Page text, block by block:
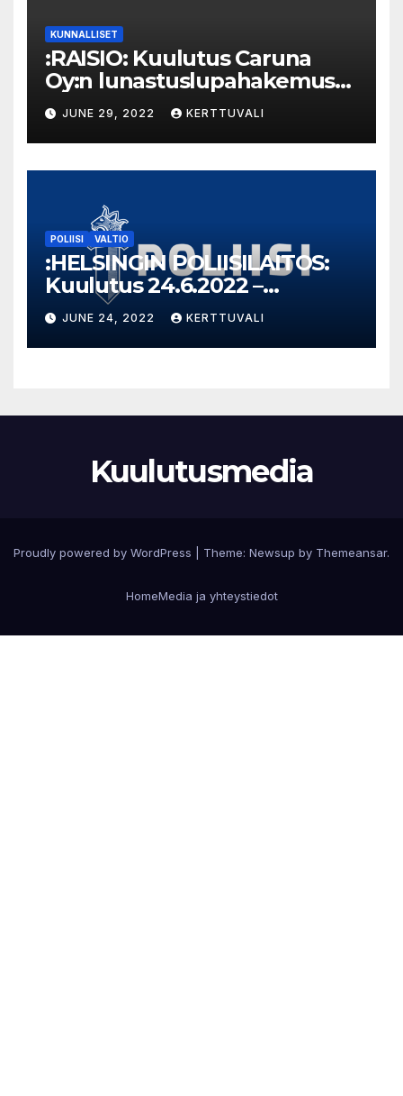
KUNNALLISET
:RAISIO: Kuulutus Caruna
Oy:n lunastuslupahakemus
Nesteentie Tahvio
JUNE 29, 2022 KERTTUVALI
POLIISI VALTIO
:HELSINGIN POLIISILAITOS:
Kuulutus 24.6.2022 –
Takavarikoitu omaisuus
JUNE 24, 2022 KERTTUVALI
Kuulutusmedia
Proudly powered by WordPress Theme: Newsup by Themeansar.
HomeMedia ja yhteystiedot